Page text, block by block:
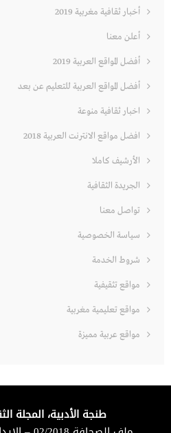
أخبار ثقافية مغربية 2019
أعلن معنا
أفضل المواقع العربية 2019
أفضل المواقع العربية للتعليم عن بعد
اخبار ثقافية منوعة
افضل مواقع الانترنت العربية 2018
الأرشيف كاملا
الجريدة الثقافية
تواصل معنا
سياسة الخصوصية
شروط الخدمة
مواقع تثقيفية
مواقع تعليمية مغربية
مواقع عربية مميزة
طنجة الأدبية، المجلة